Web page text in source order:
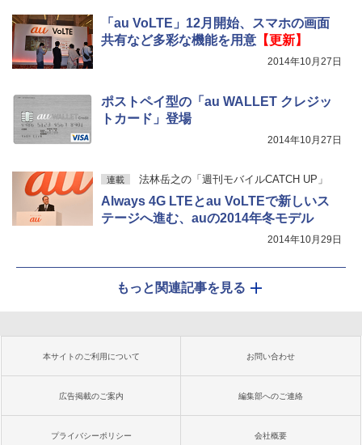
「au VoLTE」12月開始、スマホの画面
共有など多彩な機能を用意【更新】
2014年10月27日
ポストペイ型の「au WALLET クレジッ
トカード」登場
2014年10月27日
連載 法林岳之の「週刊モバイルCATCH UP」
Always 4G LTEとau VoLTEで新しいス
テージへ進む、auの2014年冬モデル
2014年10月29日
もっと関連記事を見る
本サイトのご利用について お問い合わせ
広告掲載のご案内 編集部へのご連絡
プライバシーポリシー 会社概要